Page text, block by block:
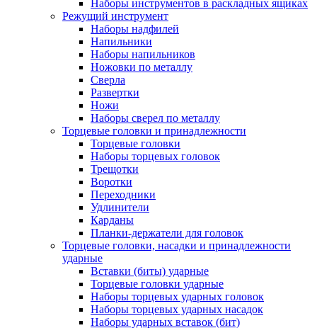
Наборы инструментов в раскладных ящиках
Режущий инструмент
Наборы надфилей
Напильники
Наборы напильников
Ножовки по металлу
Сверла
Развертки
Ножи
Наборы сверел по металлу
Торцевые головки и принадлежности
Торцевые головки
Наборы торцевых головок
Трещотки
Воротки
Переходники
Удлинители
Карданы
Планки-держатели для головок
Торцевые головки, насадки и принадлежности
ударные
Вставки (биты) ударные
Торцевые головки ударные
Наборы торцевых ударных головок
Наборы торцевых ударных насадок
Наборы ударных вставок (бит)